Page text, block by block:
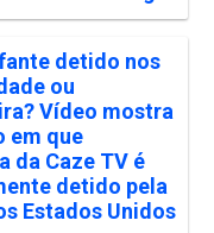
detido nos
ou
Vídeo mostra
em que
da Caze TV é
detido pela
Estados Unidos